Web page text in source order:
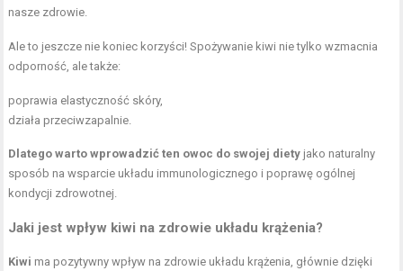
nasze zdrowie.
Ale to jeszcze nie koniec korzyści! Spożywanie kiwi nie tylko wzmacnia
odporność, ale także:
poprawia elastyczność skóry,
działa przeciwzapalnie.
Dlatego warto wprowadzić ten owoc do swojej diety jako naturalny
sposób na wsparcie układu immunologicznego i poprawę ogólnej
kondycji zdrowotnej.
Jaki jest wpływ kiwi na zdrowie układu krążenia?
Kiwi ma pozytywny wpływ na zdrowie układu krążenia, głównie dzięki